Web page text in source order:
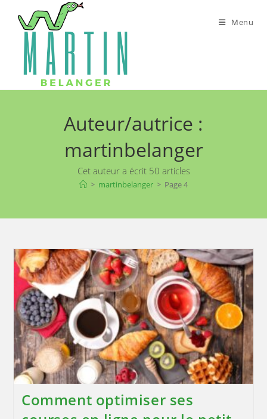
content
Menu
Auteur/autrice :
martinbelanger
Cet auteur a écrit 50 articles
> martinbelanger > Page 4
Comment optimiser ses